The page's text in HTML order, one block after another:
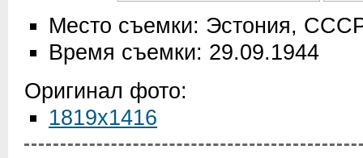
Место съемки: Эстония,
Время съемки: 29.09.1944
Оригинал фото:
1819x1416